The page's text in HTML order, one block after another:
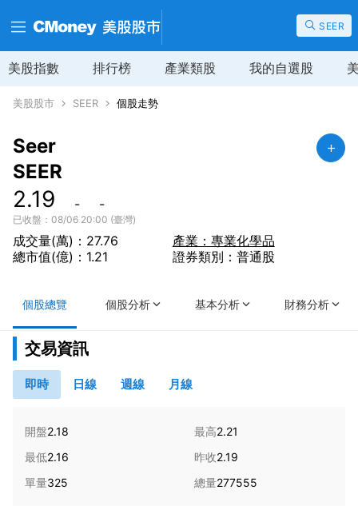
SEER
美股指數 排行榜 產業類股 我的自選股
美股股市 SEER 個股走勢
Seer
SEER
2.19 - -
已收盤：08/06 20:00 (臺灣)
成交量(萬)：27.76
總市值(億)：1.21
產業：專業化學品
證券類別：普通股
個股總覽 個股分析 基本分析 財務分析
交易資訊
即時 日線 週線 月線
開盤2.18 最高2.21
最低2.16 昨收2.19
單量325 總量277555